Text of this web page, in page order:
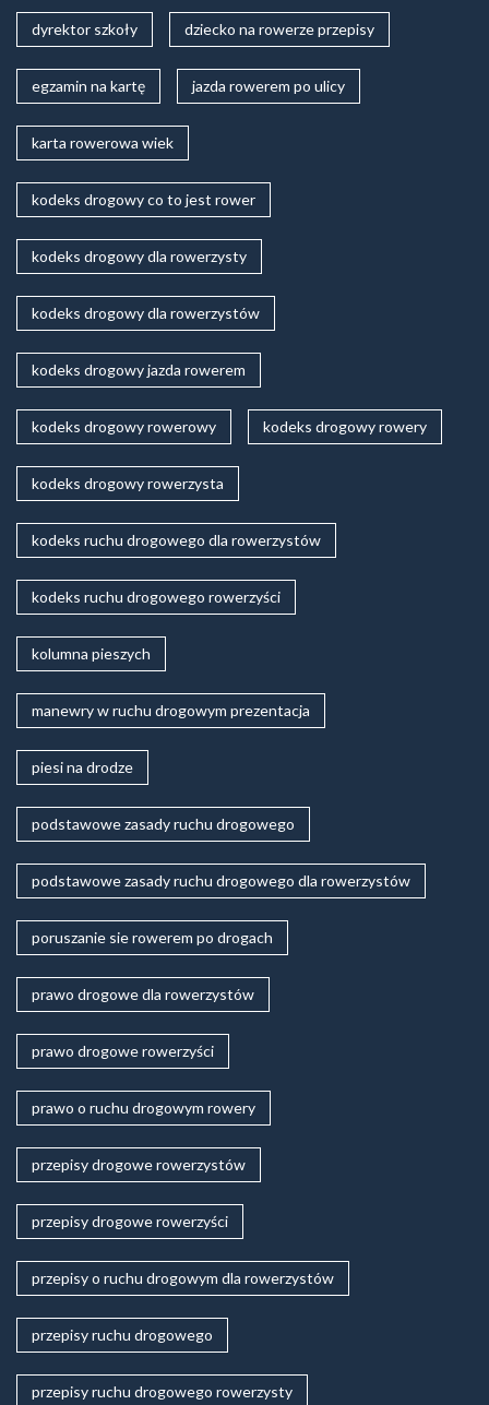
dyrektor szkoły dziecko na rowerze przepisy
egzamin na kartę jazda rowerem po ulicy
karta rowerowa wiek
kodeks drogowy co to jest rower
kodeks drogowy dla rowerzysty
kodeks drogowy dla rowerzystów
kodeks drogowy jazda rowerem
kodeks drogowy rowerowy kodeks drogowy rowery
kodeks drogowy rowerzysta
kodeks ruchu drogowego dla rowerzystów
kodeks ruchu drogowego rowerzyści
kolumna pieszych
manewry w ruchu drogowym prezentacja
piesi na drodze
podstawowe zasady ruchu drogowego
podstawowe zasady ruchu drogowego dla rowerzystów
poruszanie sie rowerem po drogach
prawo drogowe dla rowerzystów
prawo drogowe rowerzyści
prawo o ruchu drogowym rowery
przepisy drogowe rowerzystów
przepisy drogowe rowerzyści
przepisy o ruchu drogowym dla rowerzystów
przepisy ruchu drogowego
przepisy ruchu drogowego rowerzysty